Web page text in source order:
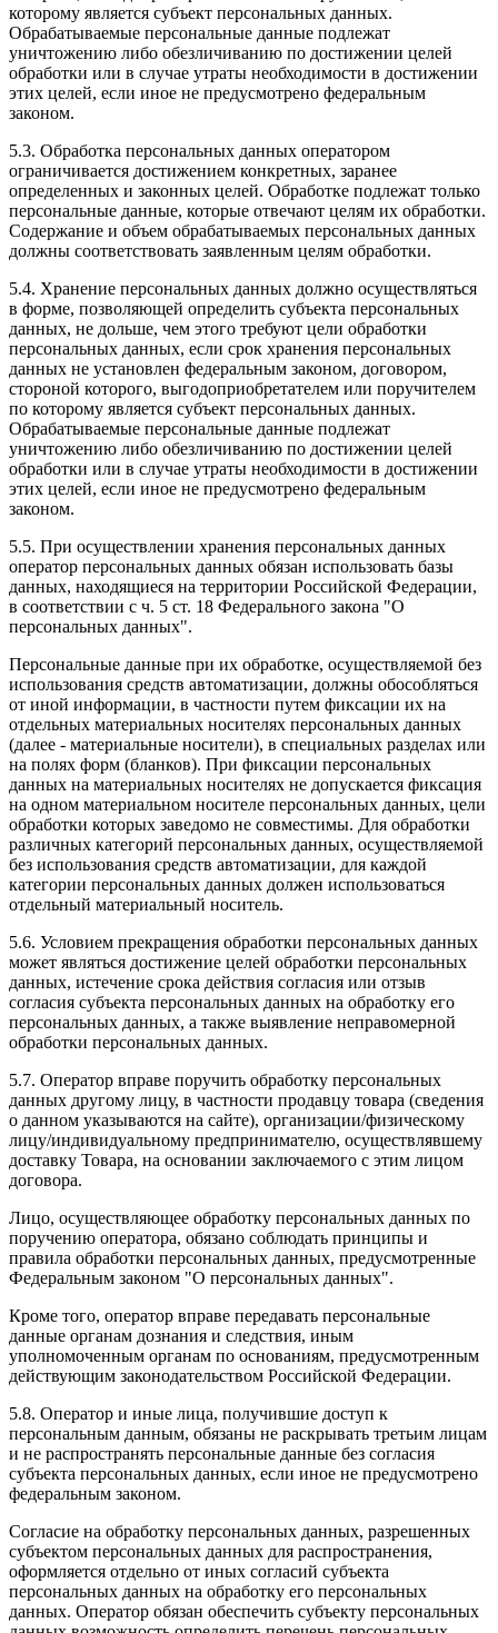
которому является субъект персональных данных.
Обрабатываемые персональные данные подлежат
уничтожению либо обезличиванию по достижении целей
обработки или в случае утраты необходимости в достижении
этих целей, если иное не предусмотрено федеральным
законом.
5.3. Обработка персональных данных оператором
ограничивается достижением конкретных, заранее
определенных и законных целей. Обработке подлежат только
персональные данные, которые отвечают целям их обработки.
Содержание и объем обрабатываемых персональных данных
должны соответствовать заявленным целям обработки.
5.4. Хранение персональных данных должно осуществляться
в форме, позволяющей определить субъекта персональных
данных, не дольше, чем этого требуют цели обработки
персональных данных, если срок хранения персональных
данных не установлен федеральным законом, договором,
стороной которого, выгодоприобретателем или поручителем
по которому является субъект персональных данных.
Обрабатываемые персональные данные подлежат
уничтожению либо обезличиванию по достижении целей
обработки или в случае утраты необходимости в достижении
этих целей, если иное не предусмотрено федеральным
законом.
5.5. При осуществлении хранения персональных данных
оператор персональных данных обязан использовать базы
данных, находящиеся на территории Российской Федерации,
в соответствии с ч. 5 ст. 18 Федерального закона "О
персональных данных".
Персональные данные при их обработке, осуществляемой без
использования средств автоматизации, должны обособляться
от иной информации, в частности путем фиксации их на
отдельных материальных носителях персональных данных
(далее - материальные носители), в специальных разделах или
на полях форм (бланков). При фиксации персональных
данных на материальных носителях не допускается фиксация
на одном материальном носителе персональных данных, цели
обработки которых заведомо не совместимы. Для обработки
различных категорий персональных данных, осуществляемой
без использования средств автоматизации, для каждой
категории персональных данных должен использоваться
отдельный материальный носитель.
5.6. Условием прекращения обработки персональных данных
может являться достижение целей обработки персональных
данных, истечение срока действия согласия или отзыв
согласия субъекта персональных данных на обработку его
персональных данных, а также выявление неправомерной
обработки персональных данных.
5.7. Оператор вправе поручить обработку персональных
данных другому лицу, в частности продавцу товара (сведения
о данном указываются на сайте), организации/физическому
лицу/индивидуальному предпринимателю, осуществлявшему
доставку Товара, на основании заключаемого с этим лицом
договора.
Лицо, осуществляющее обработку персональных данных по
поручению оператора, обязано соблюдать принципы и
правила обработки персональных данных, предусмотренные
Федеральным законом "О персональных данных".
Кроме того, оператор вправе передавать персональные
данные органам дознания и следствия, иным
уполномоченным органам по основаниям, предусмотренным
действующим законодательством Российской Федерации.
5.8. Оператор и иные лица, получившие доступ к
персональным данным, обязаны не раскрывать третьим лицам
и не распространять персональные данные без согласия
субъекта персональных данных, если иное не предусмотрено
федеральным законом.
Согласие на обработку персональных данных, разрешенных
субъектом персональных данных для распространения,
оформляется отдельно от иных согласий субъекта
персональных данных на обработку его персональных
данных. Оператор обязан обеспечить субъекту персональных